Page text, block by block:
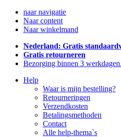
naar navigatie
Naar content
Naar winkelmand
Nederland: Gratis
Gratis retourneren
Bezorging binnen 3 werkdagen.
Help
Waar is mijn bestelling?
Retourneringen
Verzendkosten
Betalingsmethoden
Contact
Alle help-thema`s